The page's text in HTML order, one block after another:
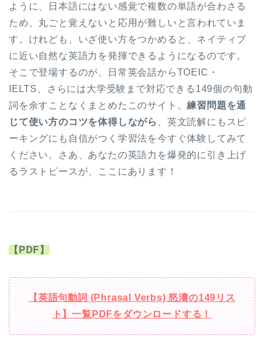
ように、日本語にはない感覚で複数の単語が合わさる
ため、丸ごと覚えないと応用が難しいと言われていま
す。けれども、いざ使い方をつかめると、ネイティブ
に近い自然な英語力を発揮できるようになるのです。
そこで登場するのが、日常英会話からTOEIC・
IELTS、さらには大学受験まで対応できる149個の句動
詞を余すことなくまとめたこのサイト。練習問題を通
じて使い方のコツを体得しながら
、英文読解にもスピ
ーキングにも自信がつく学習法を今すぐ体験してみて
ください。さあ、あなたの英語力を爆発的に引き上げ
るラストピースが、ここにあります！
【PDF】
【英語句動詞 (Phrasal Verbs) 怒濤の149リス
ト】一覧PDFをダウンロードする！